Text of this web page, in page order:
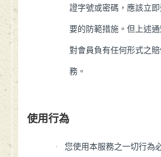
證字號或密碼，應該立
要的防範措施。但上述
對會員負有任何形式之
務。
使用行為
· 您使用本服務之一切行為